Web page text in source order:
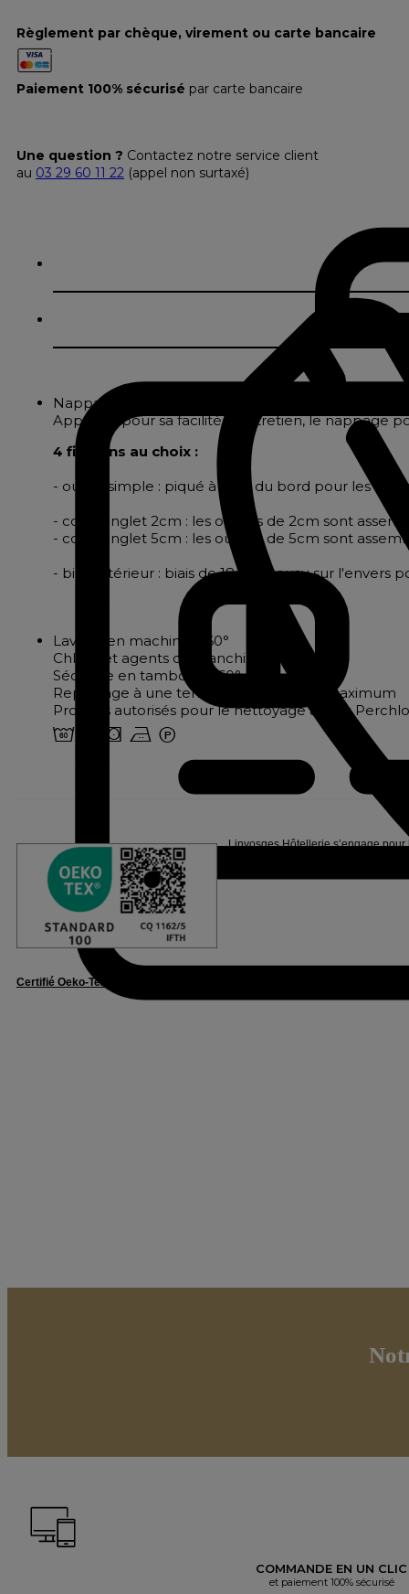
Règlement par chèque, virement ou carte bancaire
Paiement 100% sécurisé par carte bancaire
Une question ? Contactez notre service client
au 03 29 60 11 22 (appel non surtaxé)
Nappage en polyester effet lin
Apprécié pour sa facilité d'entretien, le nappage
4 finitions au choix :
- ourlet simple : piqué à 2cm du bord pour les
- coins onglet 2cm : les ourlets de 2cm sont
- coins onglet 5cm : les ourlets de 5cm sont
- biais intérieur : biais de 18mm cousu sur l'envers
Lavage en machine à 60°
Chlore et agents de blanchiment interdit
Séchage en tambour à 60°
Repassage à une température de 150° maximum
Produits autorisés pour le nettoyage à sec :
4 o s b W
Linvosges Hôtellerie s’engage
Certifié Oeko-Tex® Standard 100
COMMANDE EN UN CLIC
et paiement 100% sécurisé